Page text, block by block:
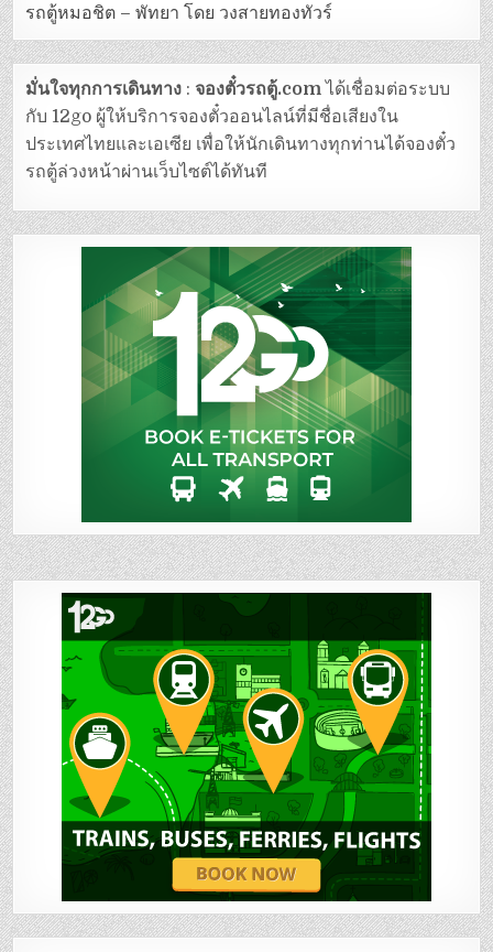
รถตู้หมอชิต – พัทยา โดย วงสายทองทัวร์
มั่นใจทุกการเดินทาง :จองตั๋วรถตู้.comได้เชื่อมต่อระบบ
กับ 12go ผู้ให้บริการจองตั๋วออนไลน์ที่มีชื่อเสียงใน
ประเทศไทยและเอเซีย เพื่อให้นักเดินทางทุกท่านได้จองตั๋ว
รถตู้ล่วงหน้าผ่านเว็บไซต์ได้ทันที